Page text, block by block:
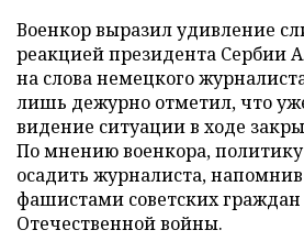
Военкор выразил удивление
реакцией президента Сербии
на слова немецкого
лишь дежурно отметил, что
видение ситуации в ходе
По мнению военкора, политику
осадить журналиста,
фашистами советских
Отечественной войны.